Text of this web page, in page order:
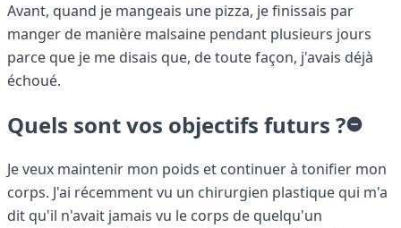
Avant, quand je mangeais une pizza, je finissais par
manger de manière malsaine pendant plusieurs jours
parce que je me disais que, de toute façon, j'avais déjà
échoué.
Quels sont vos objectifs futurs ?
Je veux maintenir mon poids et continuer à tonifier mon
corps. J'ai récemment vu un chirurgien plastique qui m'a
dit qu'il n'avait jamais vu le corps de quelqu'un